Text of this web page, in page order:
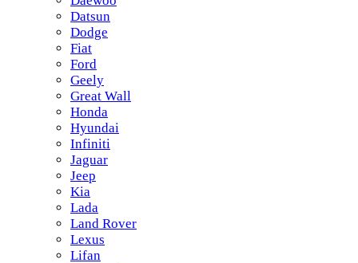
Datsun
Dodge
Fiat
Ford
Geely
Great Wall
Honda
Hyundai
Infiniti
Jaguar
Jeep
Kia
Lada
Land Rover
Lexus
Lifan